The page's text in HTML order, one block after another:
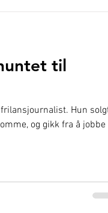
til
Hun
og gikk fra å jobbe